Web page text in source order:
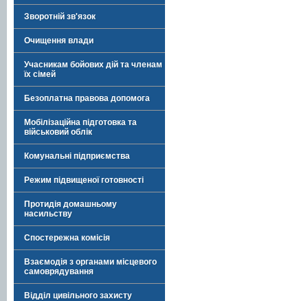
Зворотній зв'язок
Очищення влади
Учасникам бойових дій та членам
їх сімей
Безоплатна правова допомога
Мобілізаційна підготовка та
військовий облік
Комунальні підприємства
Режим підвищеної готовності
Протидія домашньому
насильству
Спостережна комісія
Взаємодія з органами місцевого
самоврядування
Відділ цивільного захисту